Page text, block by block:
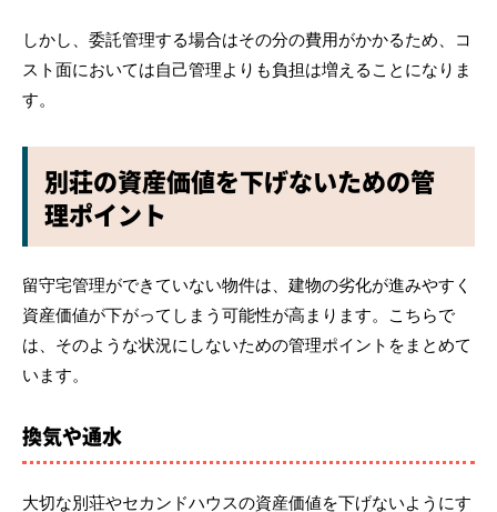
しかし、委託管理する場合はその分の費用がかかるため、コ
スト面においては自己管理よりも負担は増えることになりま
す。
別荘の資産価値を下げないための管
理ポイント
留守宅管理ができていない物件は、建物の劣化が進みやすく
資産価値が下がってしまう可能性が高まります。こちらで
は、そのような状況にしないための管理ポイントをまとめて
います。
換気や通水
大切な別荘やセカンドハウスの資産価値を下げないようにす